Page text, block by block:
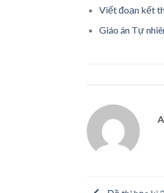
Viết đoạn kết
Giáo án Tự